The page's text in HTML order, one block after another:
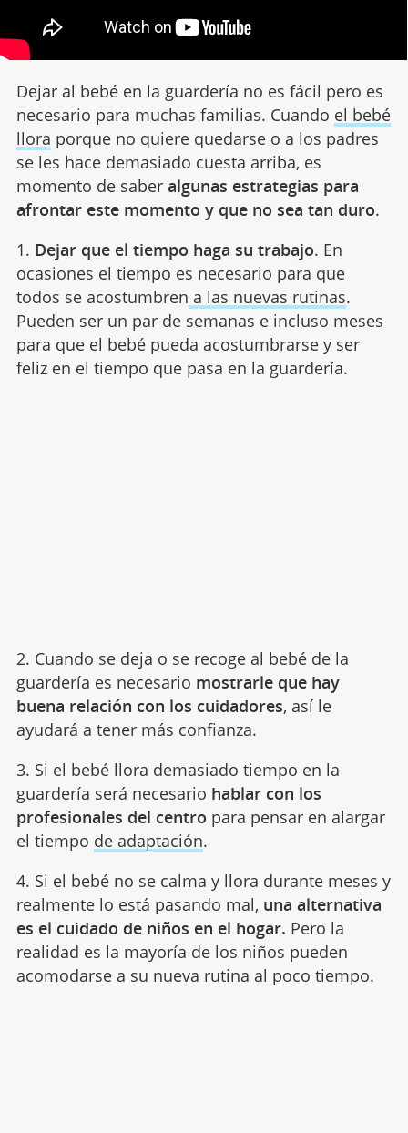
Dejar al bebé en la guardería no es fácil pero es
necesario para muchas familias. Cuando el bebé
llora porque no quiere quedarse o a los padres
se les hace demasiado cuesta arriba, es
momento de saber algunas estrategias para
afrontar este momento y que no sea tan duro.
1. Dejar que el tiempo haga su trabajo. En
ocasiones el tiempo es necesario para que
todos se acostumbren a las nuevas rutinas.
Pueden ser un par de semanas e incluso meses
para que el bebé pueda acostumbrarse y ser
feliz en el tiempo que pasa en la guardería.
2. Cuando se deja o se recoge al bebé de la
guardería es necesario mostrarle que hay
buena relación con los cuidadores, así le
ayudará a tener más confianza.
3. Si el bebé llora demasiado tiempo en la
guardería será necesario hablar con los
profesionales del centro para pensar en alargar
el tiempo de adaptación.
4. Si el bebé no se calma y llora durante meses y
realmente lo está pasando mal, una alternativa
es el cuidado de niños en el hogar. Pero la
realidad es la mayoría de los niños pueden
acomodarse a su nueva rutina al poco tiempo.